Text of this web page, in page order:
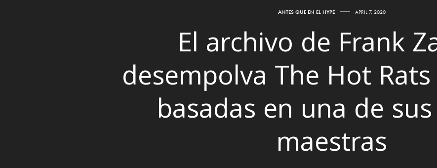
ANTES QUE EN EL HYPE APRIL 7, 2020
El archivo de Frank
desempolva The Hot
basadas en una de
maestras